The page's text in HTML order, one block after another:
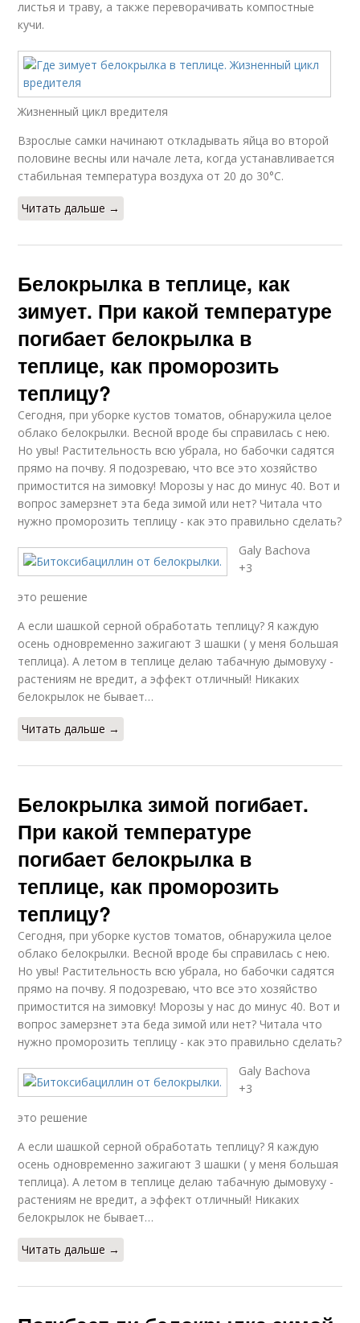
листья и траву, а также переворачивать компостные
кучи.
Жизненный цикл вредителя
Взрослые самки начинают откладывать яйца во второй
половине весны или начале лета, когда устанавливается
стабильная температура воздуха от 20 до 30°C.
Читать дальше →
Белокрылка в теплице, как
зимует. При какой температуре
погибает белокрылка в
теплице, как проморозить
теплицу?
Сегодня, при уборке кустов томатов, обнаружила целое
облако белокрылки. Весной вроде бы справилась с нею.
Но увы! Растительность всю убрала, но бабочки садятся
прямо на почву. Я подозреваю, что все это хозяйство
примостится на зимовку! Морозы у нас до минус 40. Вот и
вопрос замерзнет эта беда зимой или нет? Читала что
нужно проморозить теплицу - как это правильно сделать?
Galy Bachova
+3
это решение
А если шашкой серной обработать теплицу? Я каждую
осень одновременно зажигают 3 шашки ( у меня большая
теплица). А летом в теплице делаю табачную дымовуху -
растениям не вредит, а эффект отличный! Никаких
белокрылок не бывает…
Читать дальше →
Белокрылка зимой погибает.
При какой температуре
погибает белокрылка в
теплице, как проморозить
теплицу?
Сегодня, при уборке кустов томатов, обнаружила целое
облако белокрылки. Весной вроде бы справилась с нею.
Но увы! Растительность всю убрала, но бабочки садятся
прямо на почву. Я подозреваю, что все это хозяйство
примостится на зимовку! Морозы у нас до минус 40. Вот и
вопрос замерзнет эта беда зимой или нет? Читала что
нужно проморозить теплицу - как это правильно сделать?
Galy Bachova
+3
это решение
А если шашкой серной обработать теплицу? Я каждую
осень одновременно зажигают 3 шашки ( у меня большая
теплица). А летом в теплице делаю табачную дымовуху -
растениям не вредит, а эффект отличный! Никаких
белокрылок не бывает…
Читать дальше →